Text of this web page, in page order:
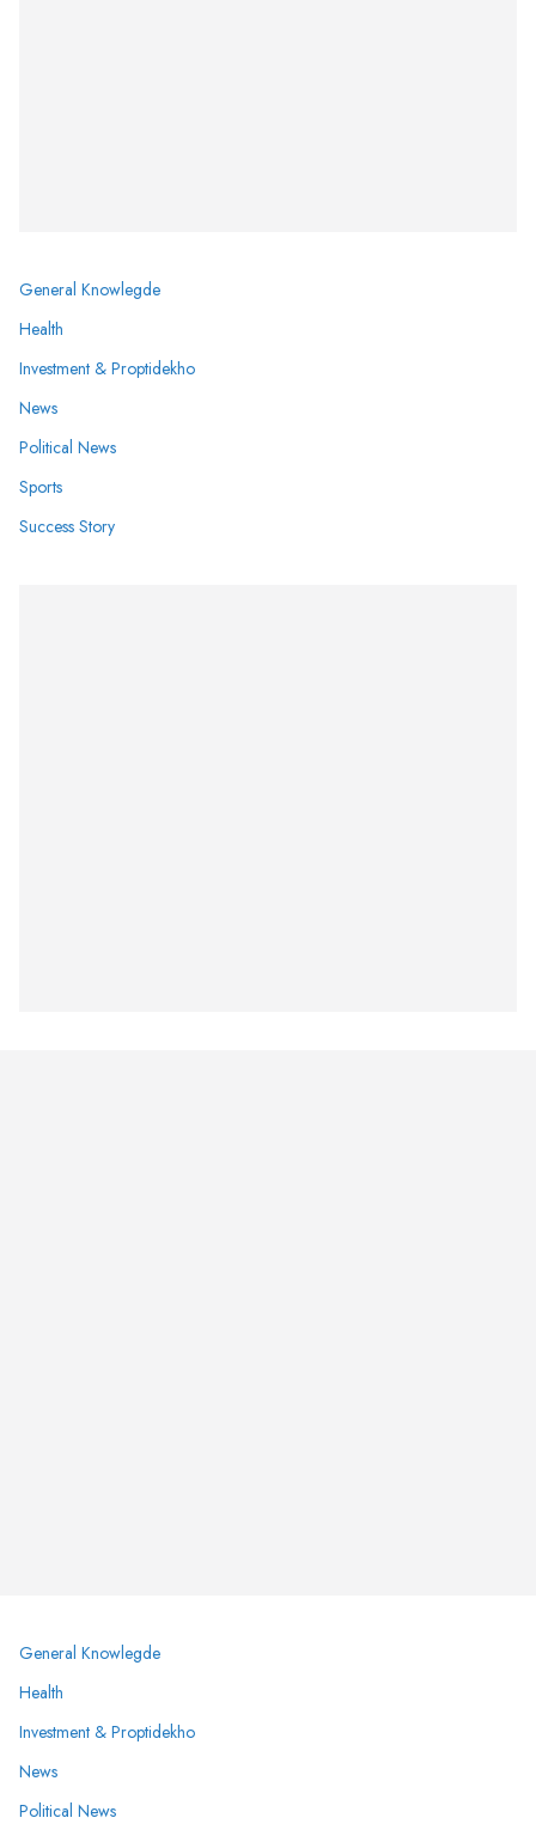
General Knowlegde
Health
Investment & Proptidekho
News
Political News
Sports
Success Story
General Knowlegde
Health
Investment & Proptidekho
News
Political News